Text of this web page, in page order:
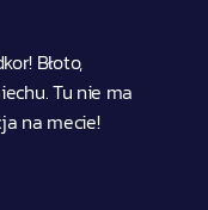
Błoto,
Tu nie ma
na mecie!